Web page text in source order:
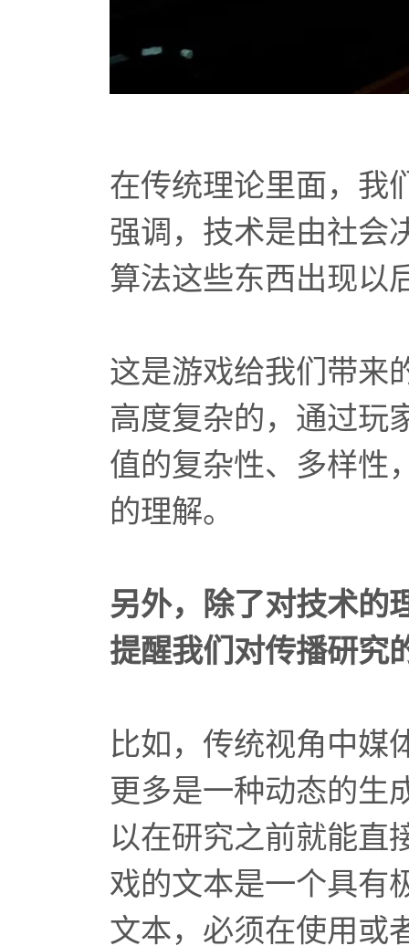
在传统理论里面，我
强调，技术是由社会
算法这些东西出现以
这是游戏给我们带来
高度复杂的，通过玩
值的复杂性、多样性
的理解。
另外，除了对技术的
提醒我们对传播研究
比如，传统视角中媒
更多是一种动态的生
以在研究之前就能直
戏的文本是一个具有
文本，必须在使用或